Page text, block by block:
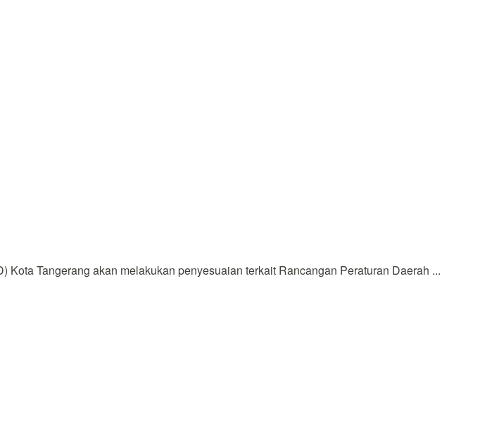
Tangerang akan melakukan penyesuaian terkait Rancangan Peraturan Daerah ...